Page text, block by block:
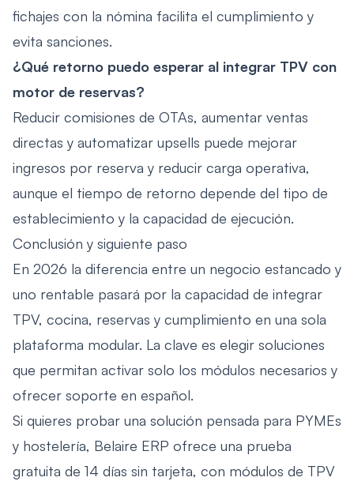
fichajes con la nómina facilita el cumplimiento y
evita sanciones.
¿Qué retorno puedo esperar al integrar TPV con
motor de reservas?
Reducir comisiones de OTAs, aumentar ventas
directas y automatizar upsells puede mejorar
ingresos por reserva y reducir carga operativa,
aunque el tiempo de retorno depende del tipo de
establecimiento y la capacidad de ejecución.
Conclusión y siguiente paso
En 2026 la diferencia entre un negocio estancado y
uno rentable pasará por la capacidad de integrar
TPV, cocina, reservas y cumplimiento en una sola
plataforma modular. La clave es elegir soluciones
que permitan activar solo los módulos necesarios y
ofrecer soporte en español.
Si quieres probar una solución pensada para PYMEs
y hostelería, Belaire ERP ofrece una prueba
gratuita de 14 días sin tarjeta, con módulos de TPV